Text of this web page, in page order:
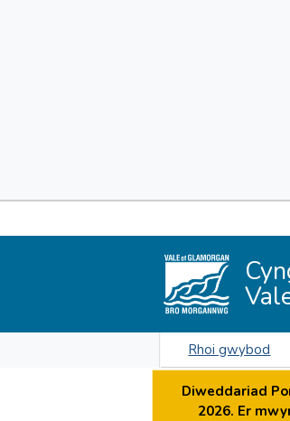
Rhoi gwybod
Diweddariad
2026. Er